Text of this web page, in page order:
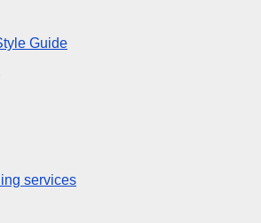
Guide
services